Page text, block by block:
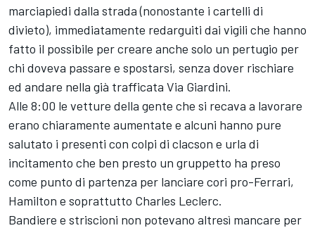
marciapiedi dalla strada (nonostante i cartelli di
divieto), immediatamente redarguiti dai vigili che hanno
fatto il possibile per creare anche solo un pertugio per
chi doveva passare e spostarsi, senza dover rischiare
ed andare nella già trafficata Via Giardini.
Alle 8:00 le vetture della gente che si recava a lavorare
erano chiaramente aumentate e alcuni hanno pure
salutato i presenti con colpi di clacson e urla di
incitamento che ben presto un gruppetto ha preso
come punto di partenza per lanciare cori pro-Ferrari,
Hamilton e soprattutto Charles Leclerc.
Bandiere e striscioni non potevano altresì mancare per